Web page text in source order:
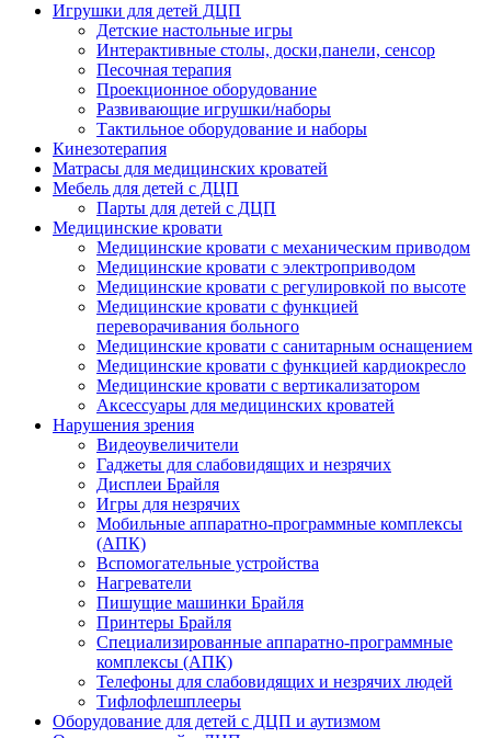
Игрушки для детей ДЦП
Детские настольные игры
Интерактивные столы, доски,панели, сенсор
Песочная терапия
Проекционное оборудование
Развивающие игрушки/наборы
Тактильное оборудование и наборы
Кинезотерапия
Матрасы для медицинских кроватей
Мебель для детей с ДЦП
Парты для детей с ДЦП
Медицинские кровати
Медицинские кровати с механическим приводом
Медицинские кровати с электроприводом
Медицинские кровати с регулировкой по высоте
Медицинские кровати с функцией
переворачивания больного
Медицинские кровати с санитарным оснащением
Медицинские кровати с функцией кардиокресло
Медицинские кровати с вертикализатором
Аксессуары для медицинских кроватей
Нарушения зрения
Видеоувеличители
Гаджеты для слабовидящих и незрячих
Дисплеи Брайля
Игры для незрячих
Мобильные аппаратно-программные комплексы
(АПК)
Вспомогательные устройства
Нагреватели
Пишущие машинки Брайля
Принтеры Брайля
Специализированные аппаратно-программные
комплексы (АПК)
Телефоны для слабовидящих и незрячих людей
Тифлофлешплееры
Оборудование для детей с ДЦП и аутизмом